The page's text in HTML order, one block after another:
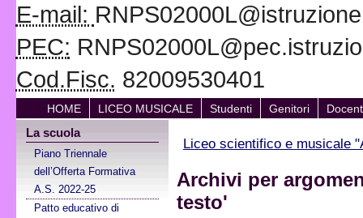
E-mail:
PEC:
Cod.Fisc. 82009530401
HOME LICEO MUSICALE Studenti Genitori
La scuola
Piano Triennale
dell’Offerta Formativa
A.S. 2022-25
Patto educativo di
Liceo scientifico e musicale
Archivi per
testo'